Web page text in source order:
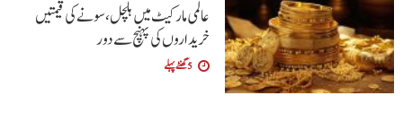
عالمی مارکیٹ میں ہلچل، سونے کی قیمتیں
خریداروں کی پہنچ سے دور
5 گھنٹے پہلے